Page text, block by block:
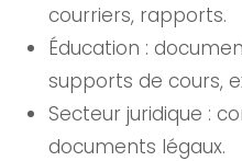
courriers, rapports.
Éducation :
supports de cours,
Secteur juridique :
documents légaux.